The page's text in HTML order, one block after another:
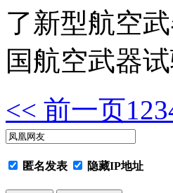
了新型航空
国航空武器
<< 前一页123
匿名发表 隐藏IP地址